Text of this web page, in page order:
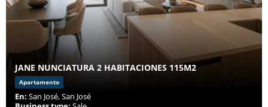
JANE NUNCIATURA 2 HABITACIONES 115M2
Apartamento
En: San José, San José